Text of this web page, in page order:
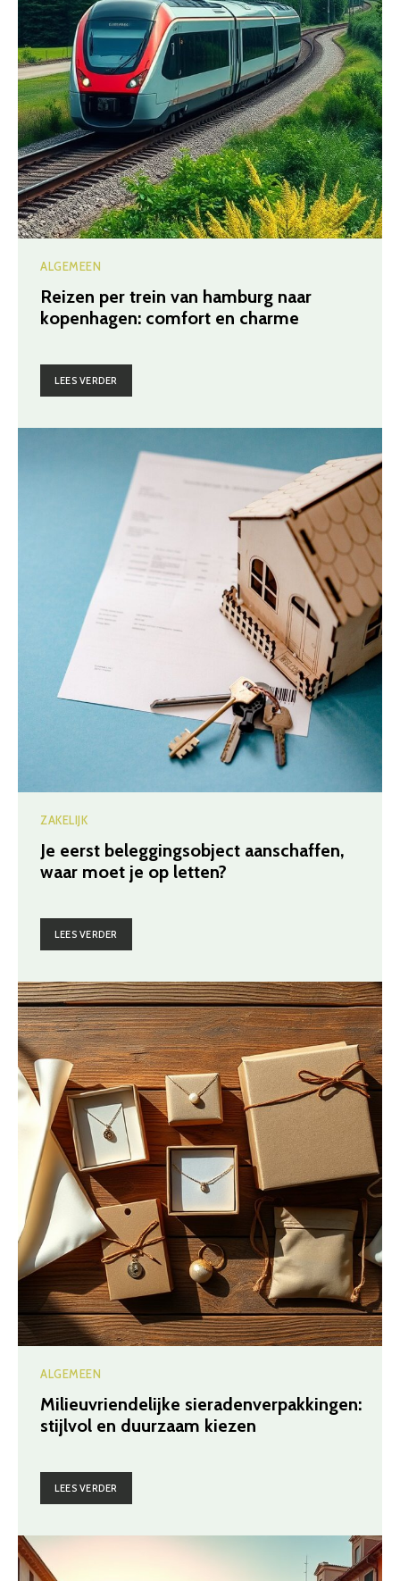
ALGEMEEN
Reizen per trein van hamburg naar
kopenhagen: comfort en charme
LEES VERDER
ZAKELIJK
Je eerst beleggingsobject aanschaffen,
waar moet je op letten?
LEES VERDER
ALGEMEEN
Milieuvriendelijke sieradenverpakkingen:
stijlvol en duurzaam kiezen
LEES VERDER